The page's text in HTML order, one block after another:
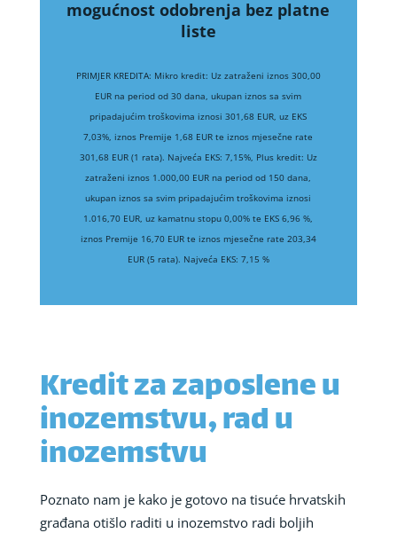
mogućnost odobrenja bez platne
liste
PRIMJER KREDITA: Mikro kredit: Uz zatraženi iznos 300,00
EUR na period od 30 dana, ukupan iznos sa svim
pripadajućim troškovima iznosi 301,68 EUR, uz EKS
7,03%, iznos Premije 1,68 EUR te iznos mjesečne rate
301,68 EUR (1 rata). Najveća EKS: 7,15%, Plus kredit: Uz
zatraženi iznos 1.000,00 EUR na period od 150 dana,
ukupan iznos sa svim pripadajućim troškovima iznosi
1.016,70 EUR, uz kamatnu stopu 0,00% te EKS 6,96 %,
iznos Premije 16,70 EUR te iznos mjesečne rate 203,34
EUR (5 rata). Najveća EKS: 7,15 %
Kredit za zaposlene u
inozemstvu, rad u
inozemstvu
Poznato nam je kako je gotovo na tisuće hrvatskih
građana otišlo raditi u inozemstvo radi boljih